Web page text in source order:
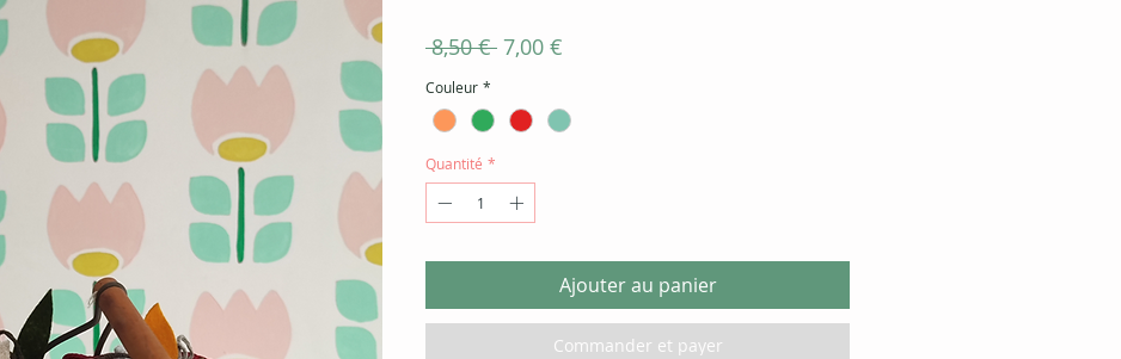
8,50 € Prix
7,00 €
Couleur *
Quantité *
Ajouter au panier
Commander et payer